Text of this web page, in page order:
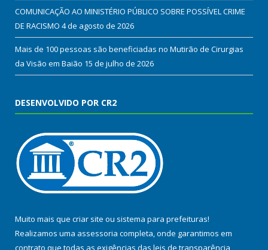
COMUNICAÇÃO AO MINISTÉRIO PÚBLICO SOBRE POSSÍVEL CRIME
DE RACISMO 4 de agosto de 2026
Mais de 100 pessoas são beneficiadas no Mutirão de Cirurgias
da Visão em Baião 15 de julho de 2026
DESENVOLVIDO POR CR2
Muito mais que criar site ou sistema para prefeituras!
Realizamos uma assessoria completa, onde garantimos em
contrato que todas as exigências das leis de transparência